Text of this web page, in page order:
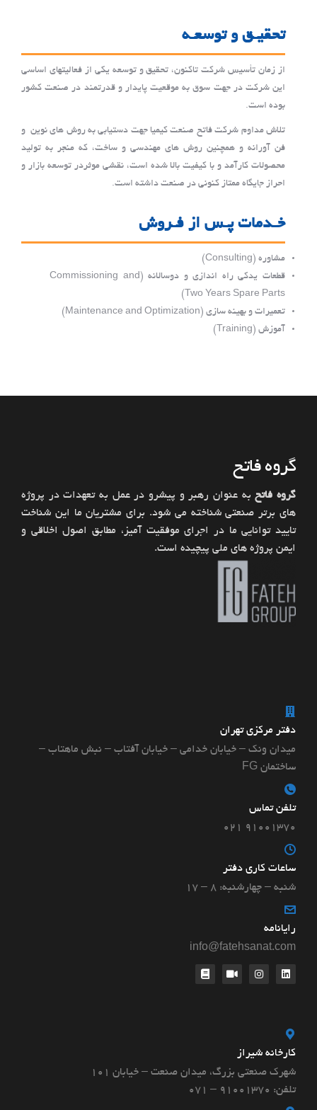
تحقیـق و توسعـه
از زمان تأسیس شرکت تاکنون، تحقیق و توسعه یکی از فعالیتهای اساسی
این شرکت در جهت سوق به موقعیت پایدار و قدرتمند در صنعت کشور
بوده است.
تلاش مداوم شرکت فاتح صنعت کیمیا جهت دستیابی به روش های نوین و
فن آورانه و همچنین روش های مهندسی و ساخت، که منجر به تولید
محصولات کارآمد و با کیفیت بالا شده است، نقشی موثردر توسعه بازار و
احراز جایگاه ممتاز کنونی در صنعت داشته است.
خـدمات پـس از فـروش
مشاوره (Consulting)
قطعات یدکی راه اندازی و دوسالانه (Commissioning and
Two Years Spare Parts)
تعمیرات و بهینه سازی (Maintenance and Optimization)
آموزش (Training)
گروه فاتح
گروه فاتح به عنوان رهبر و پیشرو در عمل به تعهدات در پروژه
های برتر صنعتی شناخته می شود. برای مشتریان ما این شناخت
تایید توانایی ما در اجرای موفقیت آمیز، مطابق اصول اخلاقی و
ایمن پروژه های ملی پیچیده است.
دفتر مرکزی تهران
میدان ونک – خیابان خدامی – خیابان آفتاب – نبش ماهتاب –
ساختمان FG
تلفن تماس
۹۱۰۰۱۳۷۰ ۰۲۱
ساعات کاری دفتر
شنبه – چهارشنبه: ۸ – ۱۷
رایانامه
info@fatehsanat.com
کارخانه شیراز
شهرک صنعتی بزرگ، میدان صنعت – خیابان ۱۰۱
تلفن: 91001370 – 071